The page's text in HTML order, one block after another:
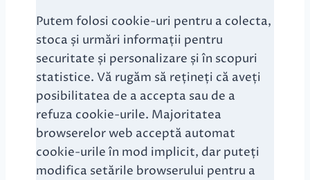
Putem folosi cookie-uri pentru a colecta,
stoca și urmări informații pentru
securitate și personalizare și în scopuri
statistice. Vă rugăm să rețineți că aveți
posibilitatea de a accepta sau de a
refuza cookie-urile. Majoritatea
browserelor web acceptă automat
cookie-urile în mod implicit, dar puteți
modifica setările browserului pentru a